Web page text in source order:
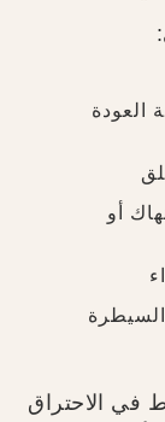
العودة
أو
السيطرة
في الاحتراق